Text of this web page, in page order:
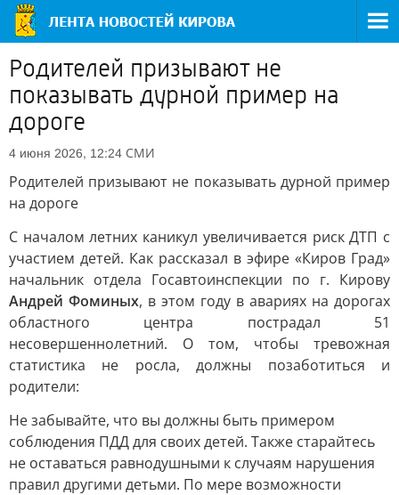
Родителей призывают не
показывать дурной пример на
дороге
4 июня 2026, 12:24 СМИ
Родителей призывают не показывать дурной пример
на дороге
С началом летних каникул увеличивается риск ДТП с
участием детей. Как рассказал в эфире «Киров Град»
начальник отдела Госавтоинспекции по г. Кирову
Андрей Фоминых, в этом году в авариях на дорогах
областного центра пострадал 51
несовершеннолетний. О том, чтобы тревожная
статистика не росла, должны позаботиться и
родители:
Не забывайте, что вы должны быть примером
соблюдения ПДД для своих детей. Также старайтесь
не оставаться равнодушными к случаям нарушения
правил другими детьми. По мере возможности